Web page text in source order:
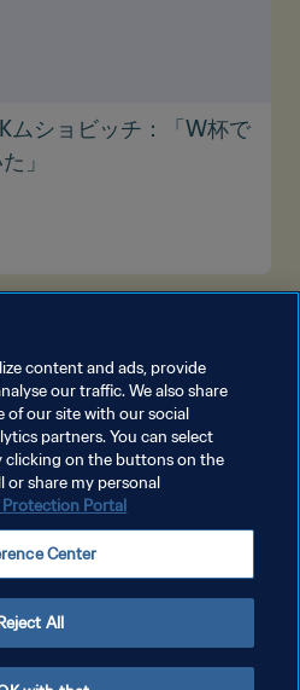
ムショビッチ：「W杯で
」
content and ads, provide
our traffic. We also share
our site with our social
partners. You can select
clicking on the buttons on the
or share my personal
Protection Portal
Center
All